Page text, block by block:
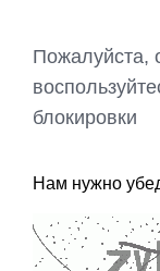
Пожалуйста,
блокировки
Нам нужно